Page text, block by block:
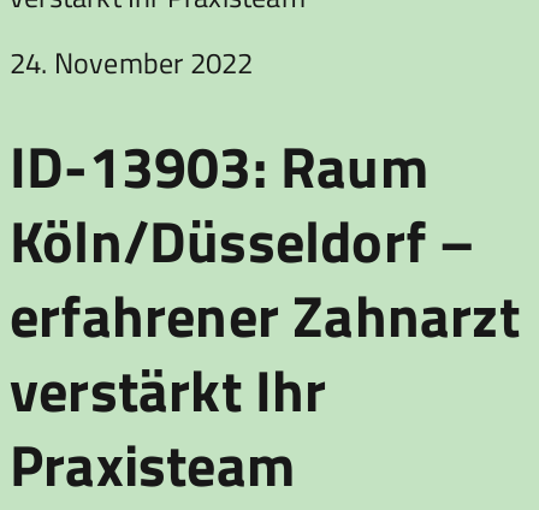
Zahn
24. November 2022
ID-13903: Raum
Köln/Düsseldorf –
erfahrener Zahnarzt
verstärkt Ihr
Praxisteam